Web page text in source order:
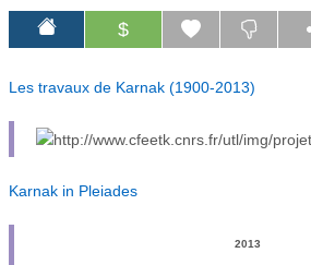
$
Les travaux de Karnak (1900-2013)
Karnak in Pleiades
2013